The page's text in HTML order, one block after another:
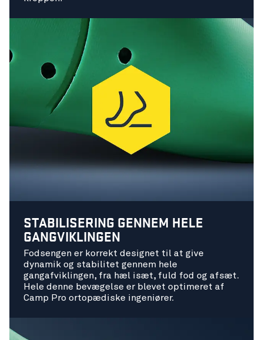
STABILISERING GENNEM HELE
GANGVIKLINGEN
Fodsengen er korrekt designet til at give
dynamik og stabilitet gennem hele
gangafviklingen, fra hæl isæt, fuld fod og afsæt.
Hele denne bevægelse er blevet optimeret af
Camp Pro ortopædiske ingeniører.